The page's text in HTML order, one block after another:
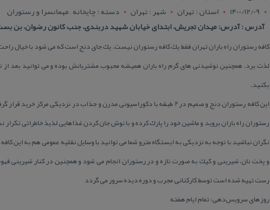
1400/12/09
استان : تهران شهر : تهران
دسته : چایخانه , مهمانسرا و رستوران
آدرس : آدرس: میدان تجریش، ابتدای خیابان شهید دربندی، جنب كانون رضوان، بن
كافه رستوران راه باران تهران فقط یك كافه رستوران نیست. یك جای دنج است كه می شود با خیال
لذت برد. همچنین نوشیدنی های گرم راه باران همیشه محبوب مشتریانش بوده و می توانید بعد
بكنید.
این كافه رستوران دنج و صمیم در ۲ طبقه با دكوراسیونی مدرن و جذاب در
رستوران راه باران بروید و ماشین خود را پارك كرده و با نوش جان كردن غذاهایی لذیذ خاطراتی
نگران نباشید با توجه به نزدیكی به ایستگاه مترو شما می توانید با وسایل نقلیه عمومی هم به این
و پخت نان، شیرینی و كیك به صورت تازه و در رستوران انجام می شود و همچنین در كنار شیرینی
رست تهیه شده است توسط كاركنانی مجرب و دوره دیده سرور می گردد
روزهای سرویس‌دهی: تمام ایام هفته